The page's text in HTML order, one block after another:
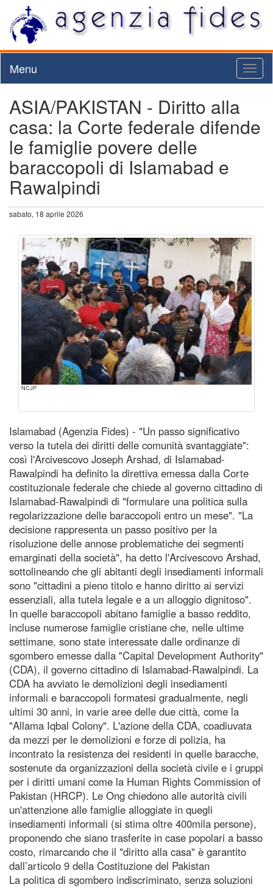
Menu
ASIA/PAKISTAN - Diritto alla
casa: la Corte federale difende
le famiglie povere delle
baraccopoli di Islamabad e
Rawalpindi
sabato, 18 aprile 2026
NCJP
Islamabad (Agenzia Fides) - "Un passo significativo
verso la tutela dei diritti delle comunità svantaggiate":
così l'Arcivescovo Joseph Arshad, di Islamabad-
Rawalpindi ha definito la direttiva emessa dalla Corte
costituzionale federale che chiede al governo cittadino di
Islamabad-Rawalpindi di "formulare una politica sulla
regolarizzazione delle baraccopoli entro un mese". "La
decisione rappresenta un passo positivo per la
risoluzione delle annose problematiche dei segmenti
emarginati della società", ha detto l'Arcivescovo Arshad,
sottolineando che gli abitanti degli insediamenti informali
sono "cittadini a pieno titolo e hanno diritto ai servizi
essenziali, alla tutela legale e a un alloggio dignitoso".
In quelle baraccopoli abitano famiglie a basso reddito,
incluse numerose famiglie cristiane che, nelle ultime
settimane, sono state interessate dalle ordinanze di
sgombero emesse dalla "Capital Development Authority"
(CDA), il governo cittadino di Islamabad-Rawalpindi. La
CDA ha avviato le demolizioni degli insediamenti
informali e baraccopoli formatesi gradualmente, negli
ultimi 30 anni, in varie aree delle due città, come la
"Allama Iqbal Colony". L'azione della CDA, coadiuvata
da mezzi per le demolizioni e forze di polizia, ha
incontrato la resistenza dei residenti in quelle baracche,
sostenute da organizzazioni della società civile e i gruppi
per i diritti umani come la Human Rights Commission of
Pakistan (HRCP). Le Ong chiedono alle autorità civili
un'attenzione alle famiglie alloggiate in quegli
insediamenti informali (si stima oltre 400mila persone),
proponendo che siano trasferite in case popolari a basso
costo, rimarcando che il "diritto alla casa" è garantito
dall’articolo 9 della Costituzione del Pakistan
La politica di sgombero indiscriminato, senza soluzioni